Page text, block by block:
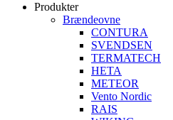
Produkter
Brændeovne
CONTURA
SVENDSEN
TERMATECH
HETA
METEOR
Vento Nordic
RAIS